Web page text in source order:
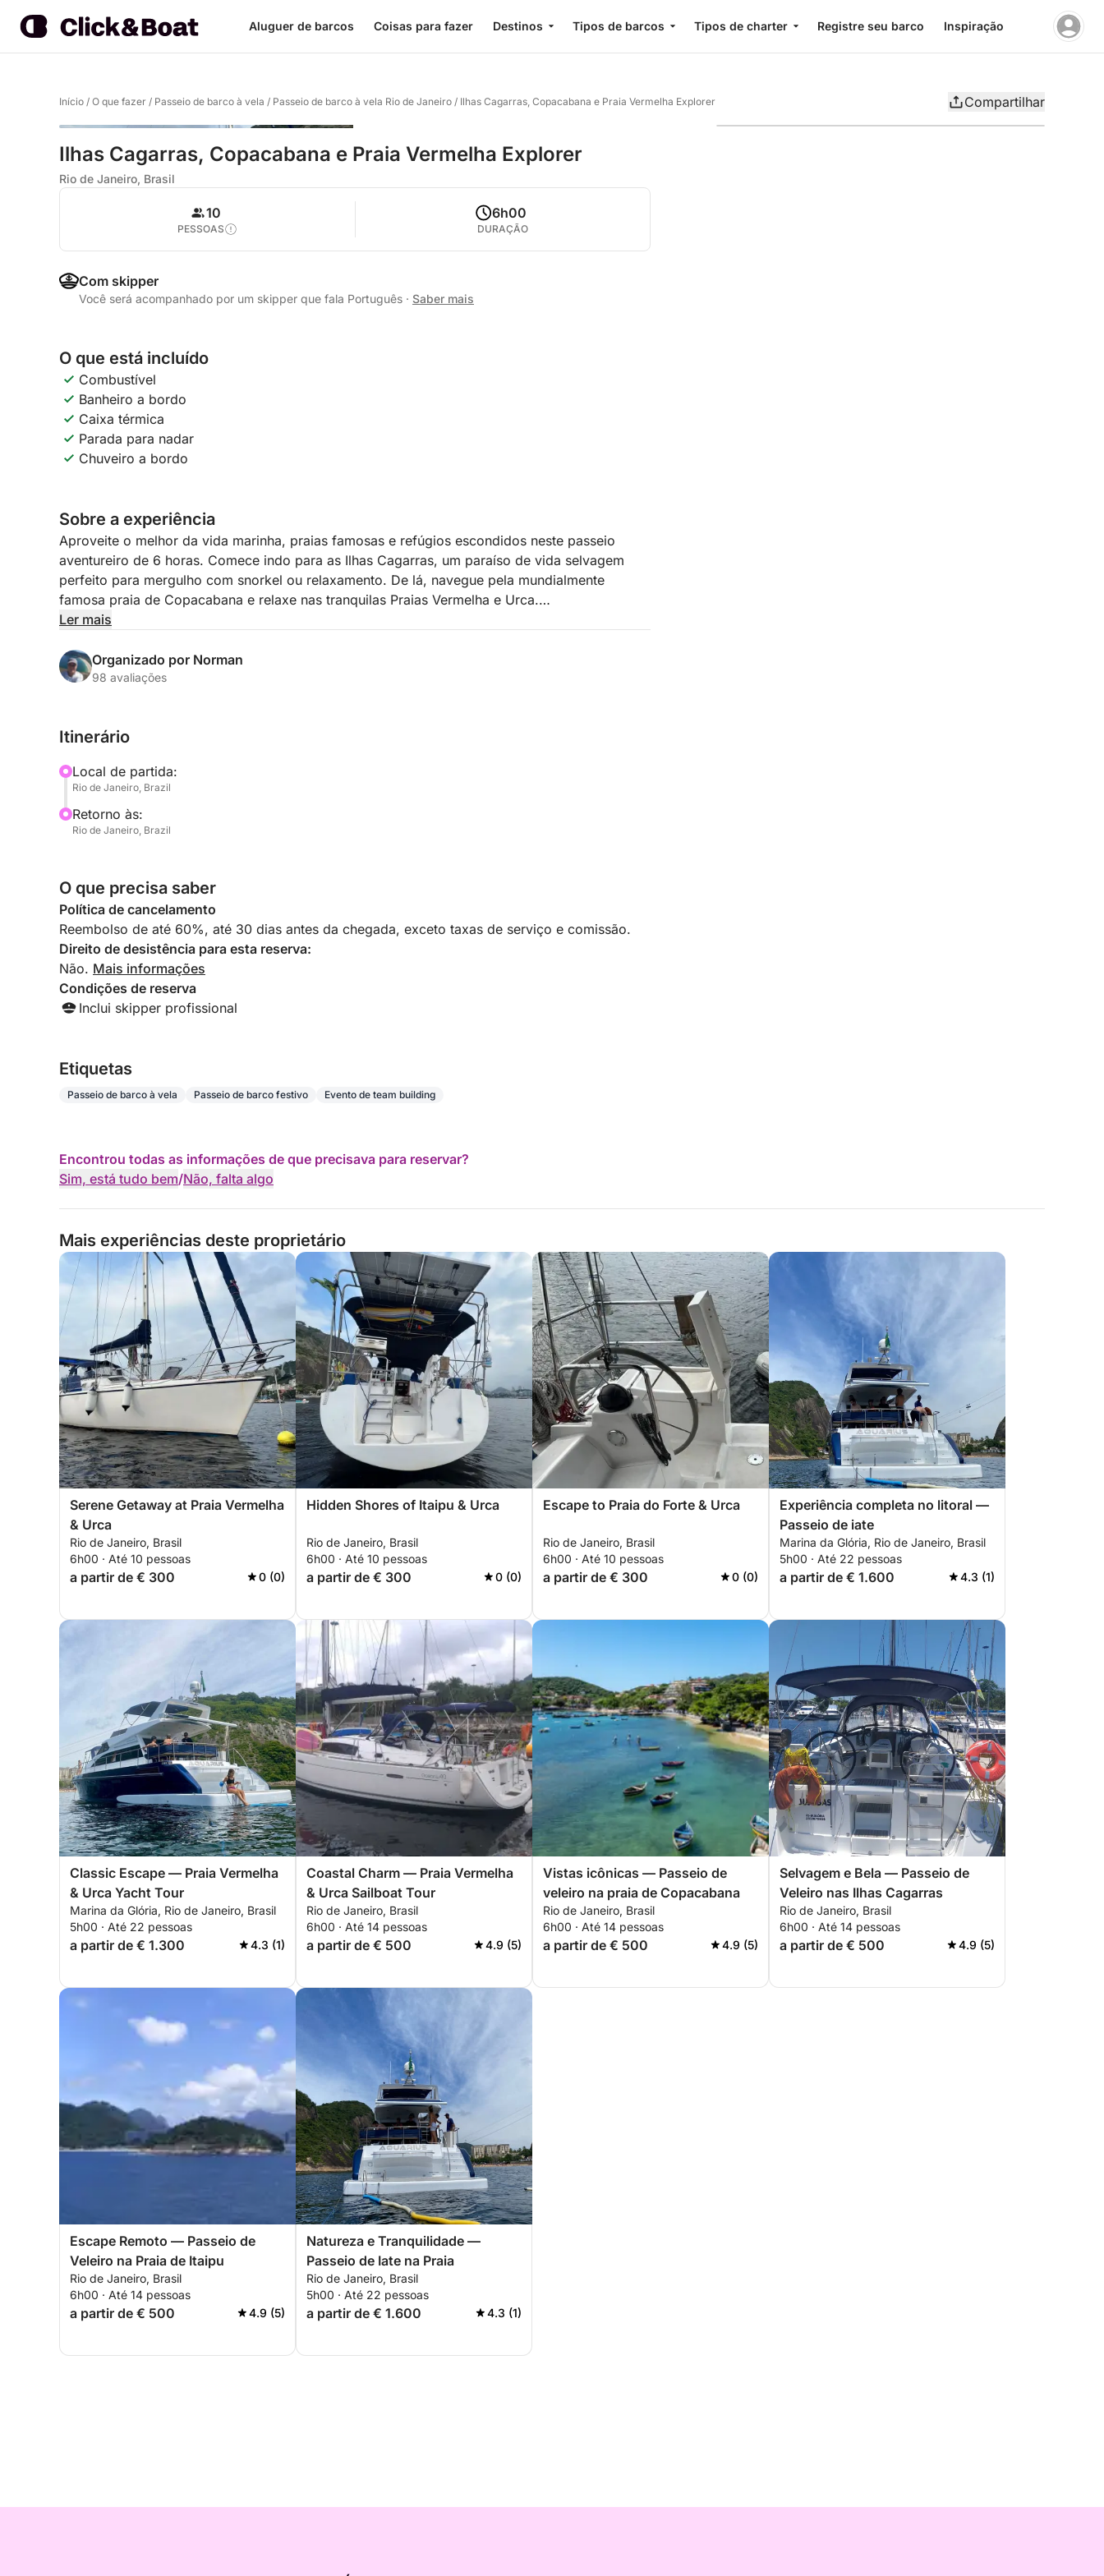
Aluguer de barcos Coisas para fazer Destinos Tipos de barcos Tipos de charter Registre seu barco Inspiração
Início / O que fazer / Passeio de barco à vela / Passeio de barco à vela Rio de Janeiro / Ilhas Cagarras, Copacabana e Praia Vermelha Explorer Compartilhar
Ilhas Cagarras, Copacabana e Praia Vermelha Explorer
Rio de Janeiro, Brasil
10
PESSOAS
6h00
DURAÇÃO
Com skipper
Você será acompanhado por um skipper que fala Português · Saber mais
O que está incluído
Combustível
Banheiro a bordo
Caixa térmica
Parada para nadar
Chuveiro a bordo
Sobre a experiência
Aproveite o melhor da vida marinha, praias famosas e refúgios escondidos neste passeio
aventureiro de 6 horas. Comece indo para as Ilhas Cagarras, um paraíso de vida selvagem
perfeito para mergulho com snorkel ou relaxamento. De lá, navegue pela mundialmente
famosa praia de Copacabana e relaxe nas tranquilas Praias Vermelha e Urca.
particular, uma tripulação local apaixonada e total flexibilidade. Incluímos pequenos extras que
fazem toda a diferença, desde o conforto a bordo até a narração de histórias especializada.
Ler mais
Organizado por Norman
98 avaliações
Itinerário
Local de partida:
Rio de Janeiro, Brazil
Retorno às:
Rio de Janeiro, Brazil
O que precisa saber
Política de cancelamento
Reembolso de até 60%, até 30 dias antes da chegada, exceto taxas de serviço e comissão.
Direito de desistência para esta reserva:
Não. Mais informações
Condições de reserva
Inclui skipper profissional
Etiquetas
Passeio de barco à vela Passeio de barco festivo Evento de team building
Encontrou todas as informações de que precisava para reservar?
Sim, está tudo bem/Não, falta algo
Mais experiências deste proprietário
Serene Getaway at Praia Vermelha
& Urca
Rio de Janeiro, Brasil
6h00 · Até 10 pessoas
a partir de € 300 0 (0)
Hidden Shores of Itaipu & Urca
Rio de Janeiro, Brasil
6h00 · Até 10 pessoas
a partir de € 300 0 (0)
Escape to Praia do Forte & Urca
Rio de Janeiro, Brasil
6h00 · Até 10 pessoas
a partir de € 300 0 (0)
Experiência completa no litoral —
Passeio de iate
Marina da Glória, Rio de Janeiro, Brasil
5h00 · Até 22 pessoas
a partir de € 1.600 4.3 (1)
Classic Escape — Praia Vermelha
& Urca Yacht Tour
Marina da Glória, Rio de Janeiro, Brasil
5h00 · Até 22 pessoas
a partir de € 1.300 4.3 (1)
Coastal Charm — Praia Vermelha
& Urca Sailboat Tour
Rio de Janeiro, Brasil
6h00 · Até 14 pessoas
a partir de € 500 4.9 (5)
Vistas icônicas — Passeio de
veleiro na praia de Copacabana
Rio de Janeiro, Brasil
6h00 · Até 14 pessoas
a partir de € 500 4.9 (5)
Selvagem e Bela — Passeio de
Veleiro nas Ilhas Cagarras
Rio de Janeiro, Brasil
6h00 · Até 14 pessoas
a partir de € 500 4.9 (5)
Escape Remoto — Passeio de
Veleiro na Praia de Itaipu
Rio de Janeiro, Brasil
6h00 · Até 14 pessoas
a partir de € 500 4.9 (5)
Natureza e Tranquilidade —
Passeio de Iate na Praia
Rio de Janeiro, Brasil
5h00 · Até 22 pessoas
a partir de € 1.600 4.3 (1)